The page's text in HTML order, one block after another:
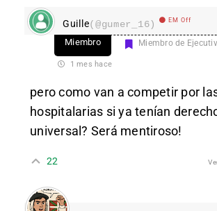
Guille(@gumer_16) EM Off
Miembro Miembro de
1 mes hace
pero como van a competir por
hospitalarias si ya tenían
universal? Será mentiroso!
22